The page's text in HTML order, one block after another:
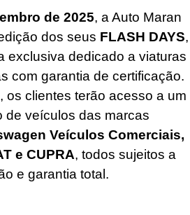
de 2025, a Auto Maran
dos seus FLASH DAYS,
exclusiva dedicado a viaturas
com garantia de certificação.
os clientes terão acesso a um
de veículos das marcas
Veículos Comerciais,
e CUPRA, todos sujeitos a
e garantia total.